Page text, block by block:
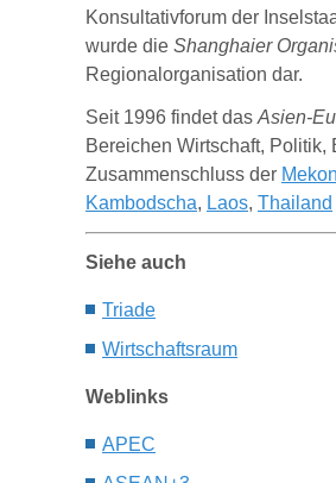
Konsultativforum der
wurde die Shanghaier
Regionalorganisation dar.
Seit 1996 findet das Asien-
Bereichen Wirtschaft,
Zusammenschluss der
Kambodscha, Laos, Thailand
Siehe auch
Triade
Wirtschaftsraum
Weblinks
APEC